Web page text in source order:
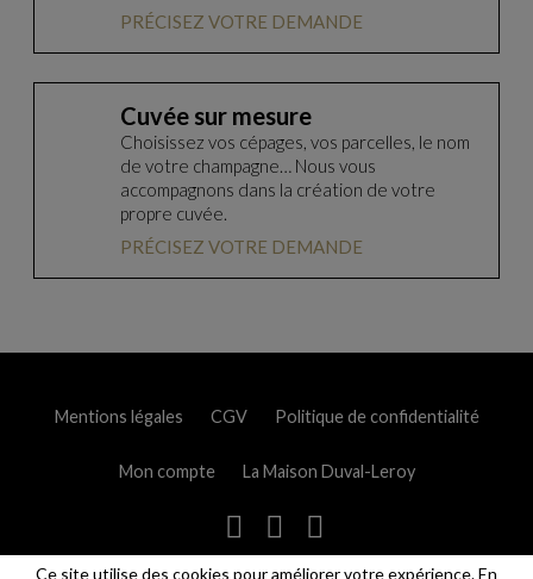
Ce site utilise des cookies pour améliorer votre expérience. En
PRÉCISEZ VOTRE DEMANDE
Cuvée sur mesure
Choisissez vos cépages, vos parcelles, le nom
de votre champagne… Nous vous
accompagnons dans la création de votre
propre cuvée.
PRÉCISEZ VOTRE DEMANDE
Mentions légales CGV Politique de confidentialité
Mon compte La Maison Duval-Leroy
L'abus d'alcool est dangereux pour la santé, à consommer avec